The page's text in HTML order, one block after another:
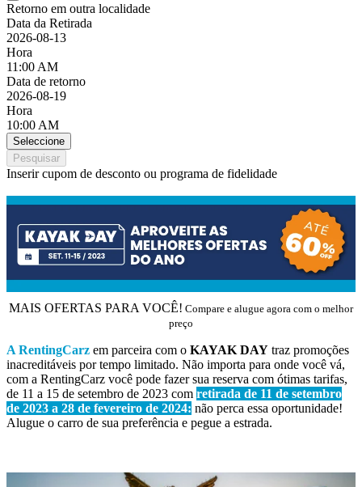
Retorno em outra localidade
Data da Retirada
2026-08-13
Hora
11:00 AM
Data de retorno
2026-08-19
Hora
10:00 AM
Seleccione
Pesquisar
Inserir cupom de desconto ou programa de fidelidade
MAIS OFERTAS PARA VOCÊ! Compare e alugue agora com o melhor
preço
A RentingCarz em parceira com o KAYAK DAY traz promoções
inacreditáveis por tempo limitado. Não importa para onde você vá,
com a RentingCarz você pode fazer sua reserva com ótimas tarifas,
de 11 a 15 de setembro de 2023 com retirada de 11 de setembro
de 2023 a 28 de fevereiro de 2024: não perca essa oportunidade!
Alugue o carro de sua preferência e pegue a estrada.